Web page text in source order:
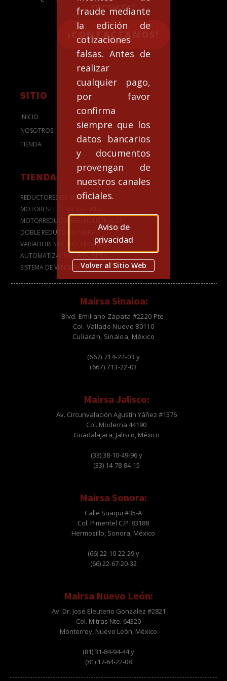
fraude mediante
la edición de
cotizaciones
falsas. Antes de
realizar
cualquier pago,
por favor
confirma
siempre que los
datos bancarios
y documentos
provengan de
nuestros canales
oficiales.
Aviso de
privacidad
Volver al Sitio Web
información?
¡CONTACTANOS!
SITIO
INICIO
NOSOTROS
TIENDA
TIENDA
REDUCTORES DE VELOCIDAD
MOTORES ELÉCTRICOS - WEG
MOTORREDUCTORES INDUSTRIALES
DOBLE REDUCCIÓN NMRV
VARIADORES DE FRECUENCIA
AUTOMATIZACION INDUSTRIAL
SISTEMA DE VENTILACION
Mairsa Sinaloa:
Blvd. Emiliano Zapata #2220 Pte.
Col. Vallado Nuevo 80110
Culiacán, Sinaloa, México
(667) 714-22-03 y
(667) 713-22-03
Mairsa Jalisco:
Av. Circunvalación Agustín Yáñez #1576
Col. Moderna 44190
Guadalajara, Jalisco, México
(33) 38-10-49-96 y
(33) 14-78-84-15
Mairsa Sonora:
Calle Suaqui #35-A
Col. Pimentel C.P. 83188
Hermosillo, Sonora, México
(66) 22-10-22-29 y
(66) 22-67-20-32
Mairsa Nuevo León:
Av. Dr. José Eleuterio Gonzalez #2821
Col. Mitras Nte. 64320
Monterrey, Nuevo León, México
(81) 31-84-94-44 y
(81) 17-64-22-08